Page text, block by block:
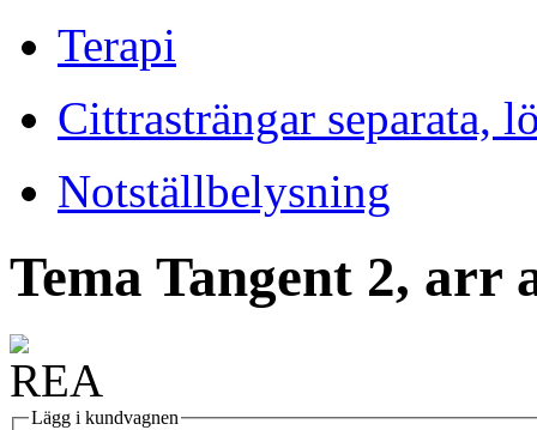
Terapi
Cittrasträngar separata,
Notställbelysning
Tema Tangent 2, arr
Lägg i kundvagnen